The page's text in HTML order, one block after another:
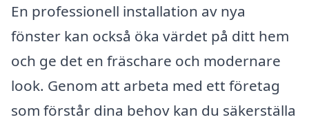
En professionell installation av nya
fönster kan också öka värdet på ditt hem
och ge det en fräschare och modernare
look. Genom att arbeta med ett företag
som förstår dina behov kan du säkerställa